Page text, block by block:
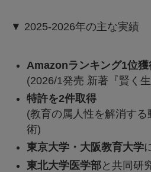
▼ 2025-2026年の主な実績
Amazonランキング1位獲
(2026/1発売 新著『賢く
特許を2件取得
(教育の属人性を解消す
術)
東京大学・大阪教育大学
東北大学医学部と共同研